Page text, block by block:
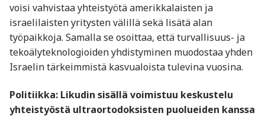
voisi vahvistaa yhteistyötä amerikkalaisten ja
israelilaisten yritysten välillä sekä lisätä alan
työpaikkoja. Samalla se osoittaa, että turvallisuus- ja
tekoälyteknologioiden yhdistyminen muodostaa yhden
Israelin tärkeimmistä kasvualoista tulevina vuosina.
Politiikka: Likudin sisällä voimistuu keskustelu
yhteistyöstä ultraortodoksisten puolueiden kanssa